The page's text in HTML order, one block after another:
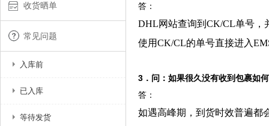
收货晒单
常见问题
入库前
已入库
等待发货
答：
DHL网站查询到CK/CL单号，
使用CK/CL的单号直接进入
3．问：如果很久没有收到包裹如
答：
如遇高峰期，到货时效普遍都